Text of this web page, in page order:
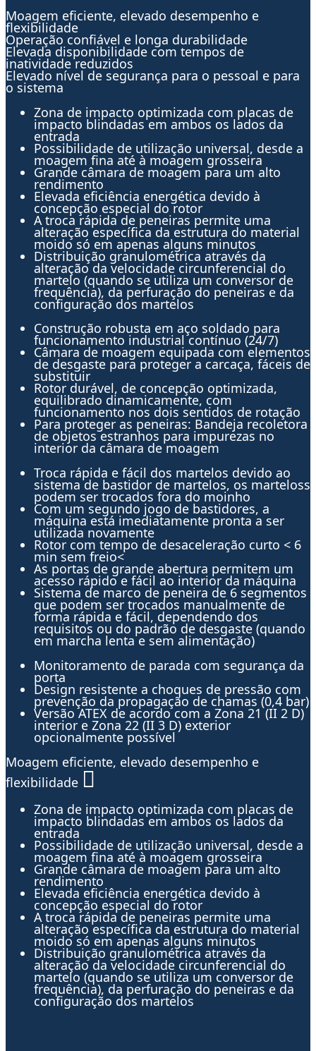
Moagem eficiente, elevado desempenho e
flexibilidade
Operação confiável e longa durabilidade
Elevada disponibilidade com tempos de
inatividade reduzidos
Elevado nível de segurança para o pessoal e para
o sistema
Zona de impacto optimizada com placas de
impacto blindadas em ambos os lados da
entrada
Possibilidade de utilização universal, desde a
moagem fina até à moagem grosseira
Grande câmara de moagem para um alto
rendimento
Elevada eficiência energética devido à
concepção especial do rotor
A troca rápida de peneiras permite uma
alteração específica da estrutura do material
moido só em apenas alguns minutos
Distribuição granulométrica através da
alteração da velocidade circunferencial do
martelo (quando se utiliza um conversor de
frequência), da perfuração do peneiras e da
configuração dos martelos
Construção robusta em aço soldado para
funcionamento industrial contínuo (24/7)
Câmara de moagem equipada com elementos
de desgaste para proteger a carcaça, fáceis de
substituir
Rotor durável, de concepção optimizada,
equilibrado dinamicamente, com
funcionamento nos dois sentidos de rotação
Para proteger as peneiras: Bandeja recoletora
de objetos estranhos para impurezas no
interior da câmara de moagem
Troca rápida e fácil dos martelos devido ao
sistema de bastidor de martelos, os marteloss
podem ser trocados fora do moinho
Com um segundo jogo de bastidores, a
máquina está imediatamente pronta a ser
utilizada novamente
Rotor com tempo de desaceleração curto < 6
min sem freio<
As portas de grande abertura permitem um
acesso rápido e fácil ao interior da máquina
Sistema de marco de peneira de 6 segmentos
que podem ser trocados manualmente de
forma rápida e fácil, dependendo dos
requisitos ou do padrão de desgaste (quando
em marcha lenta e sem alimentação)
Monitoramento de parada com segurança da
porta
Design resistente a choques de pressão com
prevenção da propagação de chamas (0,4 bar)
Versão ATEX de acordo com a Zona 21 (II 2 D)
interior e Zona 22 (II 3 D) exterior
opcionalmente possível
Moagem eficiente, elevado desempenho e
flexibilidade
Zona de impacto optimizada com placas de
impacto blindadas em ambos os lados da
entrada
Possibilidade de utilização universal, desde a
moagem fina até à moagem grosseira
Grande câmara de moagem para um alto
rendimento
Elevada eficiência energética devido à
concepção especial do rotor
A troca rápida de peneiras permite uma
alteração específica da estrutura do material
moido só em apenas alguns minutos
Distribuição granulométrica através da
alteração da velocidade circunferencial do
martelo (quando se utiliza um conversor de
frequência), da perfuração do peneiras e da
configuração dos martelos